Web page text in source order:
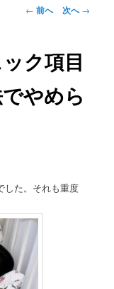
投
ビ
ゲ
シ
← 前へ 次へ→
ク項目
やめら
した。それも重度